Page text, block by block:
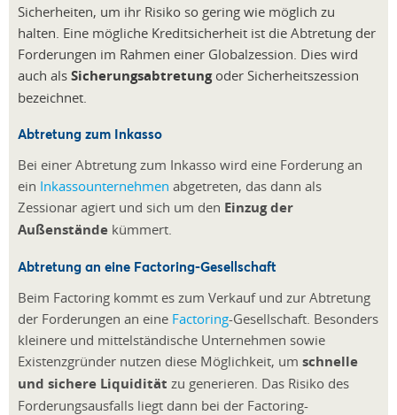
Sicherheiten, um ihr Risiko so gering wie möglich zu
halten. Eine mögliche Kreditsicherheit ist die Abtretung der
Forderungen im Rahmen einer Globalzession. Dies wird
auch als Sicherungsabtretungoder Sicherheitszession
bezeichnet.
Abtretung zum Inkasso
Bei einer Abtretung zum Inkasso wird eine Forderung an
ein Inkassounternehmen abgetreten, das dann als
Zessionar agiert und sich um den Einzug der
Außenstände kümmert.
Abtretung an eine Factoring-Gesellschaft
Beim Factoring kommt es zum Verkauf und zur Abtretung
der Forderungen an eine Factoring-Gesellschaft. Besonders
kleinere und mittelständische Unternehmen sowie
Existenzgründer nutzen diese Möglichkeit, um schnelle
und sichere Liquidität zu generieren. Das Risiko des
Forderungsausfalls liegt dann bei der Factoring-